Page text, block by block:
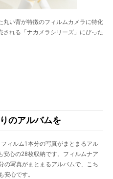
丸い背が特徴のフィルムカメラに特化
される「ナカメラシリーズ」にぴった
のアルバムを
ィルム1本分の写真がまとまるアル
心の28枚収納です。フィルムナア
の写真がまとまるアルバムで、こち
安心です。